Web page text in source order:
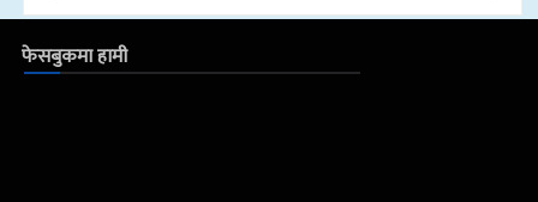
फेसबुकमा हामी